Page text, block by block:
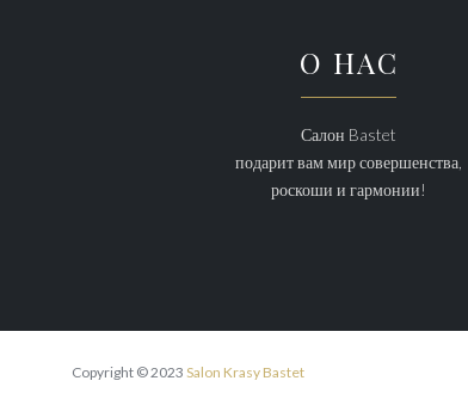
О НАС
Салон Bastet
подарит вам мир совершенства,
роскоши и гармонии!
Copyright © 2023 Salon Krasy Bastet